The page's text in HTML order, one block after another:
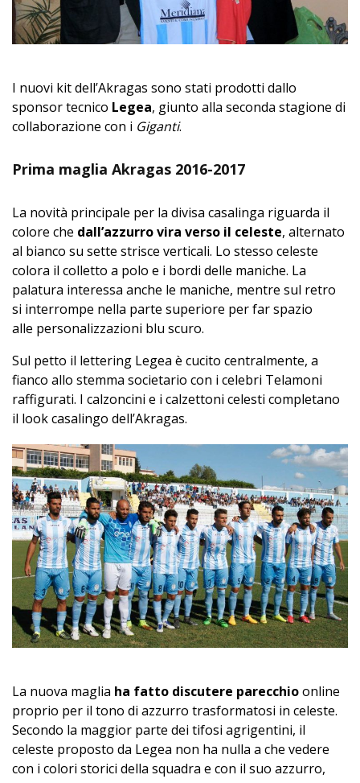
I nuovi kit dell’Akragas sono stati prodotti dallo
sponsor tecnico Legea, giunto alla seconda stagione di
collaborazione con i Giganti.
Prima maglia Akragas 2016-2017
La novità principale per la divisa casalinga riguarda il
colore che dall’azzurro vira verso il celeste, alternato
al bianco su sette strisce verticali. Lo stesso celeste
colora il colletto a polo e i bordi delle maniche. La
palatura interessa anche le maniche, mentre sul retro
si interrompe nella parte superiore per far spazio
alle personalizzazioni blu scuro.
Sul petto il lettering Legea è cucito centralmente, a
fianco allo stemma societario con i celebri Telamoni
raffigurati. I calzoncini e i calzettoni celesti completano
il look casalingo dell’Akragas.
La nuova maglia ha fatto discutere parecchioonline
proprio per il tono di azzurro trasformatosi in celeste.
Secondo la maggior parte dei tifosi agrigentini, il
celeste proposto da Legea non ha nulla a che vedere
con i colori storici della squadra e con il suo azzurro,